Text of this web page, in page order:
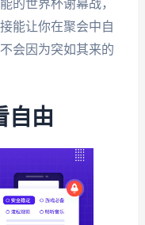
的世界杯谢幕战，
能让你在聚会中自
会因为突如其来的
自由